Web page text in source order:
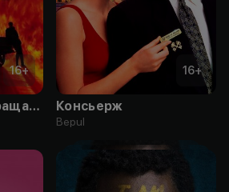
16+
Иногда они возвращаются
16+
Консьерж
Bepul